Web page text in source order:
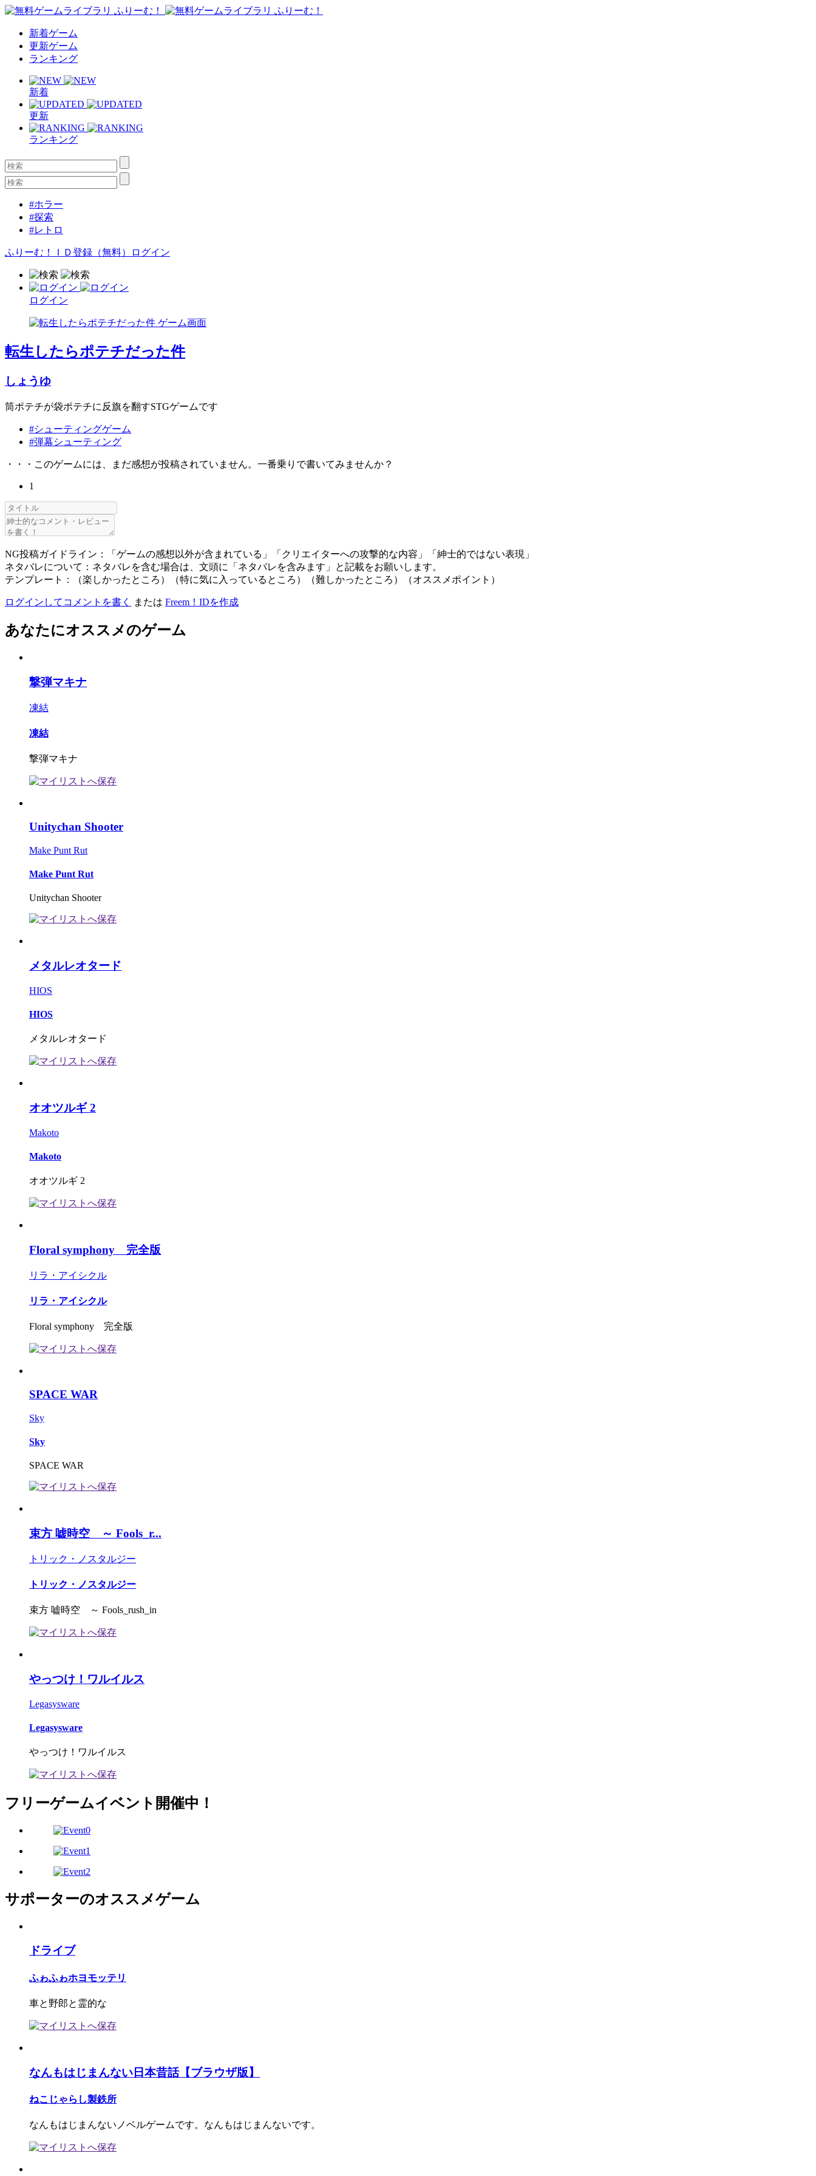
新着ゲーム
更新ゲーム
ランキング
新着
更新
ランキング
#ホラー
#探索
#レトロ
ふりーむ！ＩＤ登録（無料） ログイン
ログイン
転生したらポテチだった件
しょうゆ
筒ポテチが袋ポテチに反旗を翻すSTGゲームです
#シューティングゲーム
#弾幕シューティング
・・・このゲームには、まだ感想が投稿されていません。一番乗りで書いてみませんか？
1
NG投稿ガイドライン：「ゲームの感想以外が含まれている」「クリエイターへの攻撃的な内容」「紳士的ではない表現」
ネタバレについて：ネタバレを含む場合は、文頭に「ネタバレを含みます」と記載をお願いします。
テンプレート：（楽しかったところ）（特に気に入っているところ）（難しかったところ）（オススメポイント）
ログインしてコメントを書く または Freem！IDを作成
あなたにオススメのゲーム
撃弾マキナ
凍結
凍結
撃弾マキナ
Unitychan Shooter
Make Punt Rut
Make Punt Rut
Unitychan Shooter
メタルレオタード
HIOS
HIOS
メタルレオタード
オオツルギ 2
Makoto
Makoto
オオツルギ 2
Floral symphony 完全版
リラ・アイシクル
リラ・アイシクル
Floral symphony 完全版
SPACE WAR
Sky
Sky
SPACE WAR
束方 嘘時空 ～ Fools_r...
トリック・ノスタルジー
トリック・ノスタルジー
束方 嘘時空 ～ Fools_rush_in
やっつけ！ワルイルス
Legasysware
Legasysware
やっつけ！ワルイルス
フリーゲームイベント開催中！
サポーターのオススメゲーム
ドライブ
ふゎふゎホヨモッテリ
車と野郎と霊的な
なんもはじまんない日本昔話【ブラウザ版】
ねこじゃらし製鉄所
なんもはじまんないノベルゲームです。なんもはじまんないです。